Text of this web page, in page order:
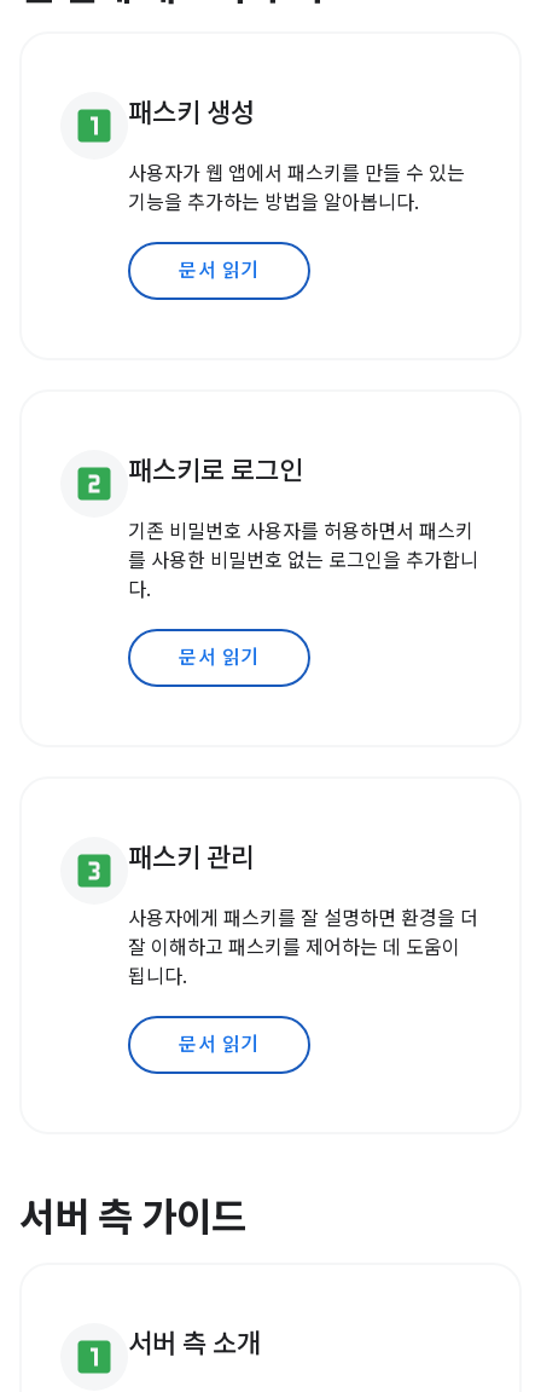
looks_one 패스키 생성
사용자가 웹 앱에서 패스키를 만들 수 있는
기능을 추가하는 방법을 알아봅니다.
문서 읽기
looks_two 패스키로 로그인
기존 비밀번호 사용자를 허용하면서 패스키
를 사용한 비밀번호 없는 로그인을 추가합니
다.
문서 읽기
looks_3 패스키 관리
사용자에게 패스키를 잘 설명하면 환경을 더
잘 이해하고 패스키를 제어하는 데 도움이
됩니다.
문서 읽기
서버 측 가이드
looks_one 서버 측 소개